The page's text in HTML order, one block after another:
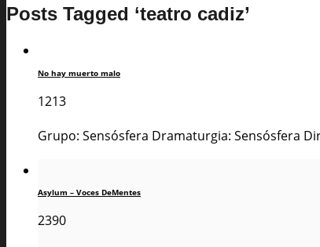
Posts Tagged ‘teatro cadiz’
No hay muerto malo
1213
Grupo: Sensósfera Dramaturgia: Sensósfera
Asylum – Voces DeMentes
2390